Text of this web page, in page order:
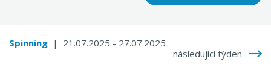
Spinning | 21.07.2025 - 27.07.2025
následující týden